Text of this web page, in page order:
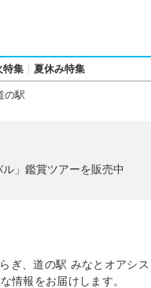
特集 夏休み特集
の駅
」鑑賞ツアーを販売中
ぎ、道の駅 みなとオアシス
情報をお届けします。